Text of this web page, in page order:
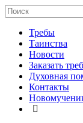
Требы
Таинства
Новости
Заказать
Духовная
Контакты